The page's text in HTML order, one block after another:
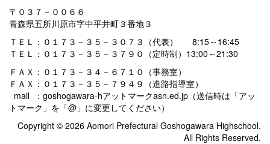
〒０３７－００６６
青森県五所川原市字中平井町３番地３
ＴＥＬ：０１７３－３５－３０７３（代表） 8:15～16:45
ＴＥＬ：０１７３－３５－３７９０（定時制）13:00～21:30
ＦＡＸ：０１７３－３４－６７１０（事務室）
ＦＡＸ：０１７３－３５－７９４９（進路指導室）
mail ：goshogawara-hアットマークasn.ed.jp（送信時は「アッ
トマーク」を「@」に変更してください）
Copyright © 2026 Aomori Prefectural Goshogawara Highschool.
All Rights Reserved.